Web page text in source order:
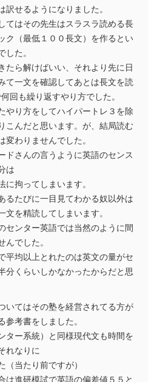
訳せるようになりました。
てはその先生はスラスラ読める長
ク（最低１００長文）を作るとい
した。
たら解けばいい、それより先に日
て一文を確認してあとは長文を読
回も繰り返すやり方でした。
やり方をしてハイパートレ３を除
こんだと思います。が、結局読む
変わりませんでした。
ドさんの言うように英語のセンス
は
に拘ってしまいます。
るたびに一目見てわかる奴以外は
文を精読してしまいます。
センター英語では当然のように間
んでした。
平均以上とれたのは英文の量がセ
分くらいしかなかったからだと思
いてはその塾を経営されてる方が
参考書をしました。
ター系統）と同様現代文も時間を
れなりに
（当たり前ですが）
は進研模試で英語の偏差値５５と